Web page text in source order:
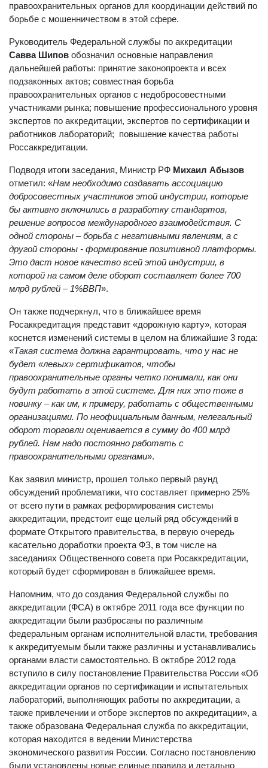
Росаккредитации, МВД, Генеральной прокуратуры и других
правоохранительных органов для координации действий по
Руководитель Федеральной службы по аккредитации
Савва Шиповобозначил основные направления
дальнейшей работы: принятие законопроекта и всех
подзаконных актов; совместная борьба
правоохранительных органов с недобросовестными
участниками рынка; повышение профессионального уровня
экспертов по аккредитации, экспертов по сертификации и
работников лабораторий; повышение качества работы
Подводя итоги заседания, Министр РФМихаил Абызов
отметил: «Нам необходимо создавать ассоциацию
добросовестных участников этой индустрии, которые
бы активно включились в разработку стандартов,
решение вопросов международного взаимодействия. С
одной стороны – борьба с негативными явлениям, а с
другой стороны - формирование позитивной платформы.
Это даст новое качество всей этой индустрии, в
которой на самом деле оборот составляет более 700
Он также подчеркнул, что в ближайшее время
Росаккредитация представит «дорожную карту», которая
коснется изменений системы в целом на ближайшие 3 года:
«Такая система должна гарантировать, что у нас не
будет «левых» сертификатов, чтобы
правоохранительные органы четко понимали, как они
будут работать в этой системе. Для них это тоже в
новинку – как им, к примеру, работать с общественными
организациями. По неофициальным данным, нелегальный
оборот торговли оценивается в сумму до 400 млрд
рублей. Нам надо постоянно работать с
Как заявил министр, прошел только первый раунд
обсуждений проблематики, что составляет примерно 25%
от всего пути в рамках реформирования системы
аккредитации, предстоит еще целый ряд обсуждений в
формате Открытого правительства, в первую очередь
касательно доработки проекта ФЗ, в том числе на
заседаниях Общественного совета при Росаккредитации,
Напомним, что до создания Федеральной службы по
аккредитации (ФСА) в октябре 2011 года все функции по
аккредитации были разбросаны по различным
федеральным органам исполнительной власти, требования
к аккредитуемым были также различны и устанавливались
органами власти самостоятельно. В октябре 2012 года
вступило в силу постановление Правительства России «Об
аккредитации органов по сертификации и испытательных
лабораторий, выполняющих работы по аккредитации, а
также привлечении и отборе экспертов по аккредитации», а
также образована Федеральная служба по аккредитации,
которая находится в ведении Министерства
экономического развития России. Согласно постановлению